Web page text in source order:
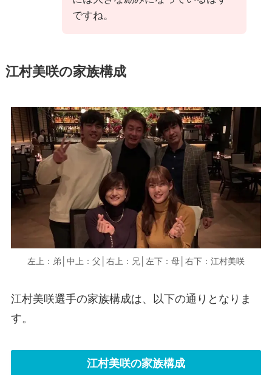
ですね。
江村美咲の家族構成
左上：弟│中上：父│右上：兄│左下：母│右下：江村美咲
江村美咲選手の家族構成は、以下の通りとなりま
す。
江村美咲の家族構成